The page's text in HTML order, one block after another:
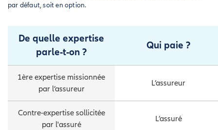
par défaut, soit en option.
De quelle expertise
parle-t-on ?
Qui paie ?
1ère expertise missionnée
par l’assureur
L’assureur
Contre-expertise sollicitée
par l'assuré
L’assuré